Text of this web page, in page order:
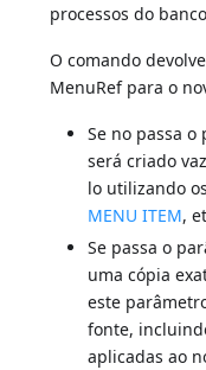
processos do
O comando
MenuRef para o
Se no passa
será criado
lo utilizando
MENU ITEM,
Se passa o
uma cópia
este
fonte,
aplicadas ao